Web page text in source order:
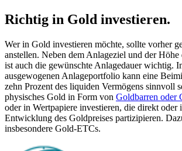
Richtig in Gold investieren.
Wer in Gold investieren möchte, sollte vorher
anstellen. Neben dem Anlageziel und der Höhe
ist auch die gewünschte Anlagedauer wichtig.
ausgewogenen Anlageportfolio kann eine
zehn Prozent des liquiden Vermögens sinnvoll
physisches Gold in Form von Goldbarren oder
oder in Wertpapiere investieren, die direkt oder
Entwicklung des Goldpreises partizipieren.
insbesondere Gold-ETCs.